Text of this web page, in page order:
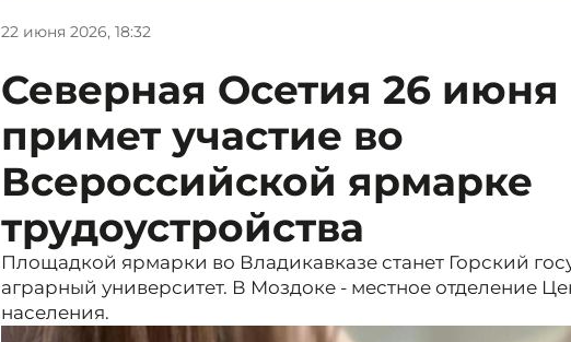
22 июня 2026, 18:32
Северная Осетия 26 июня
примет участие во
Всероссийской ярмарке
трудоустройства
Площадкой ярмарки во Владикавказе станет Горский
аграрный университет. В Моздоке - местное отделение
населения.